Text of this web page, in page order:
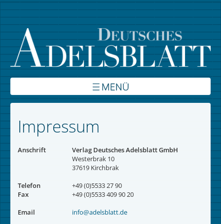
Über uns
Inhalte
Verbände
Impressum
Anschrift
Verlag Deutsches Adelsblatt GmbH
Westerbrak 10
37619 Kirchbrak
Telefon
+49 (0)5533 27 90
Fax
+49 (0)5533 409 90 20
Email
info@adelsblatt.de